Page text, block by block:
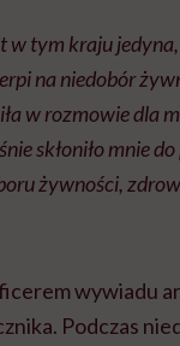
w tym kraju
na niedobór
w rozmowie dla
skłoniło mnie
żywności,
wywiadu
Podczas